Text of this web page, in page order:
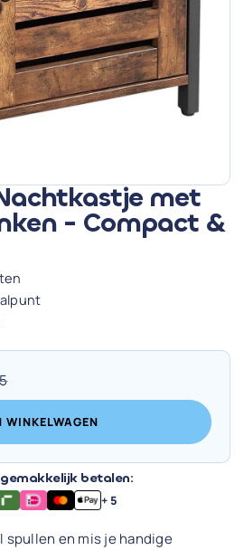
met
- Compact &
WINKELWAGEN
betalen:
+ 5
spullen en mis je handige